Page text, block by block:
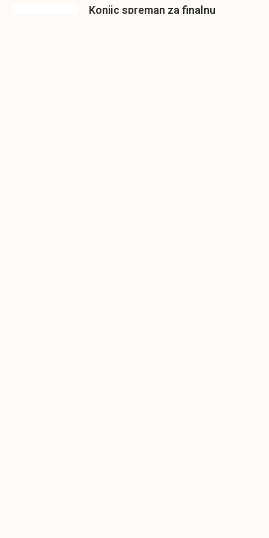
Konjic spreman za finalnu